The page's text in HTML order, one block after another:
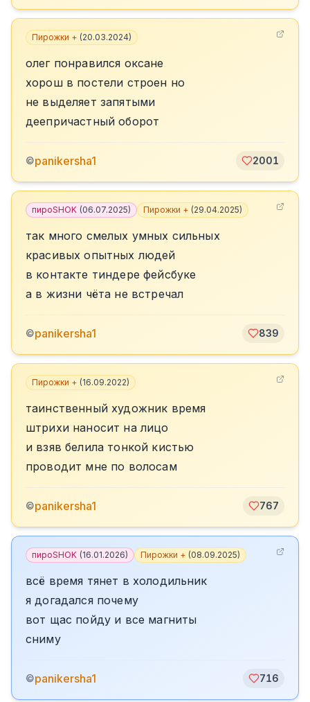
Пирожки + (20.03.2024)
олег понравился оксане
хорош в постели строен но
не выделяет запятыми
деепричастный оборот
©panikersha1 2001
пироSHOK (06.07.2025) Пирожки + (29.04.2025)
так много смелых умных сильных
красивых опытных людей
в контакте тиндере фейсбуке
а в жизни чёта не встречал
©panikersha1 839
Пирожки + (16.09.2022)
таинственный художник время
штрихи наносит на лицо
и взяв белила тонкой кистью
проводит мне по волосам
©panikersha1 767
пироSHOK (16.01.2026) Пирожки + (08.09.2025)
всё время тянет в холодильник
я догадался почему
вот щас пойду и все магниты
сниму
©panikersha1 716